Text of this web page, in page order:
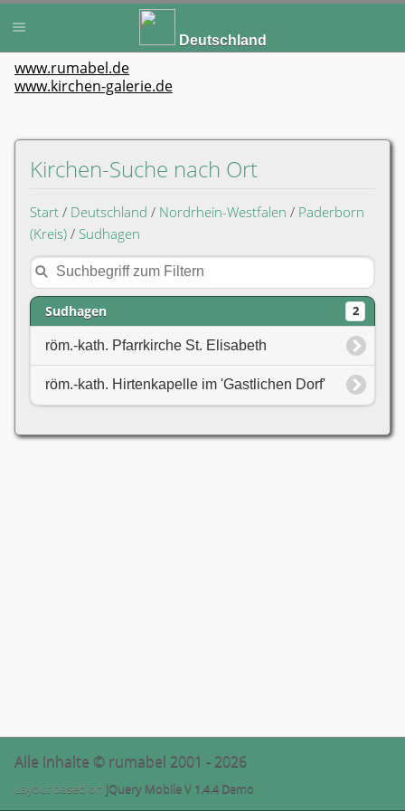
Deutschland
www.rumabel.de
www.kirchen-galerie.de
Kirchen-Suche nach Ort
Start / Deutschland / Nordrhein-Westfalen / Paderborn
(Kreis) / Sudhagen
Sudhagen 2
röm.-kath. Pfarrkirche St. Elisabeth
röm.-kath. Hirtenkapelle im 'Gastlichen Dorf'
Alle Inhalte © rumabel 2001 - 2026
Layout based on jQuery Mobile V 1.4.4 Demo